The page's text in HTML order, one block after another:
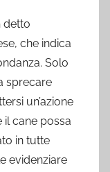
detto
che indica
Solo
sprecare
un’azione
il cane possa
in tutte
evidenziare